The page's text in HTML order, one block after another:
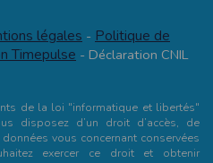
légales - Politique de
Timepulse - Déclaration CNIL
de la loi "informatique et libertés"
disposez d’un droit d’accès, de
vous concernant conservées
exercer ce droit et obtenir